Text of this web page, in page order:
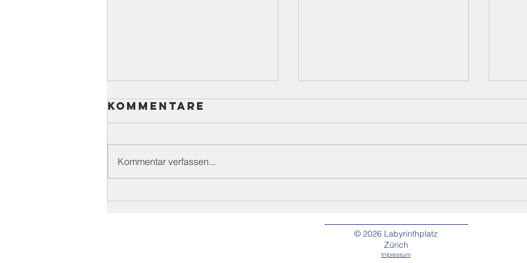
Unser
Labyrinthrundgang
durch das Herz von
Kommentare
Kommentar verfassen...
© 2026 Labyrinthplatz
Zürich
Impressum